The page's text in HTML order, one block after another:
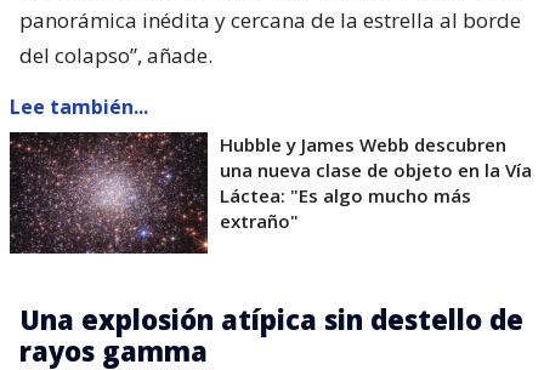
panorámica inédita y cercana de la estrella al borde
del colapso”, añade.
Lee también...
Hubble y James Webb descubren
una nueva clase de objeto en la Vía
Láctea: "Es algo mucho más
extraño"
Una explosión atípica sin destello de
rayos gamma